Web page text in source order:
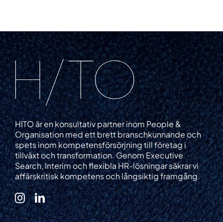
HITO är en konsultativ partner inom People &
Organisation med ett brett branschkunnande och
spets inom kompetensförsörjning till företag i
tillväxt och transformation. Genom Executive
Search, Interim och flexibla HR-lösningar säkrar vi
affärskritisk kompetens och långsiktig framgång.